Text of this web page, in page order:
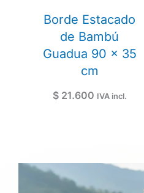
Borde Estacado
de Bambú
Guadua 90 x 35
cm
$21.600 IVA incl.